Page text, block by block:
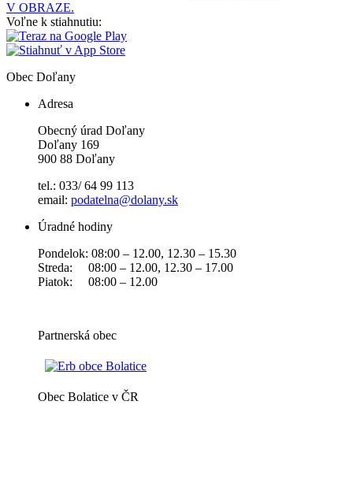
V OBRAZE.
Voľne k stiahnutiu:
Obec Doľany
Adresa
Obecný úrad Doľany
Doľany 169
900 88 Doľany
tel.: 033/ 64 99 113
email: podatelna@dolany.sk
Úradné hodiny
Pondelok: 08:00 – 12.00, 12.30 – 15.30
Streda: 08:00 – 12.00, 12.30 – 17.00
Piatok: 08:00 – 12.00
Partnerská obec
Obec Bolatice v ČR